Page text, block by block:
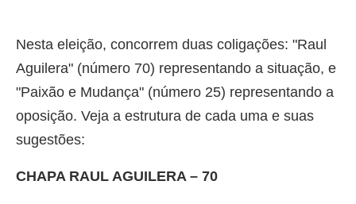
Nesta eleição, concorrem duas coligações: "Raul
Aguilera" (número 70) representando a situação, e
"Paixão e Mudança" (número 25) representando a
oposição. Veja a estrutura de cada uma e suas
sugestões:
CHAPA RAUL AGUILERA – 70